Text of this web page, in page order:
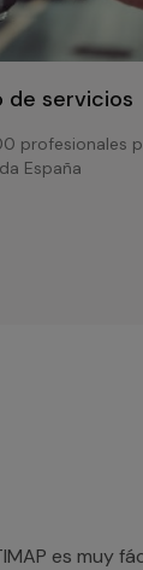
de servicios
profesionales
España
es muy